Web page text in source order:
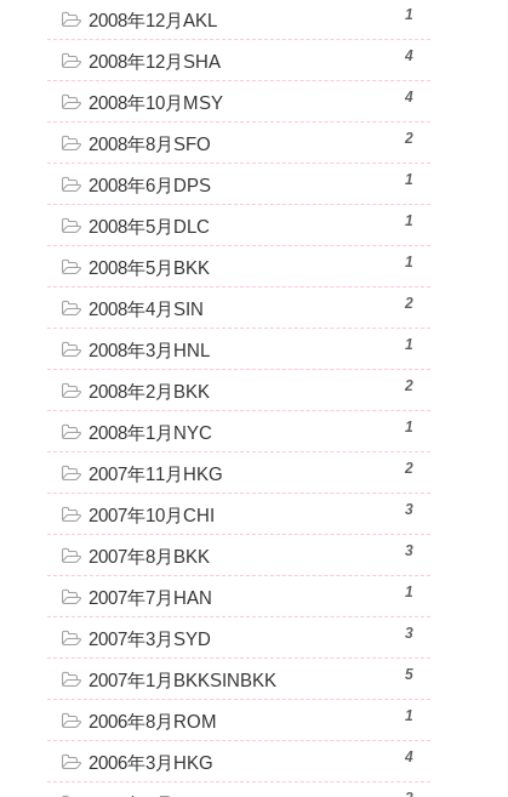
2008年12月AKL 1
2008年12月SHA 4
2008年10月MSY 4
2008年8月SFO 2
2008年6月DPS 1
2008年5月DLC 1
2008年5月BKK 1
2008年4月SIN 2
2008年3月HNL 1
2008年2月BKK 2
2008年1月NYC 1
2007年11月HKG 2
2007年10月CHI 3
2007年8月BKK 3
2007年7月HAN 1
2007年3月SYD 3
2007年1月BKKSINBKK 5
2006年8月ROM 1
2006年3月HKG 4